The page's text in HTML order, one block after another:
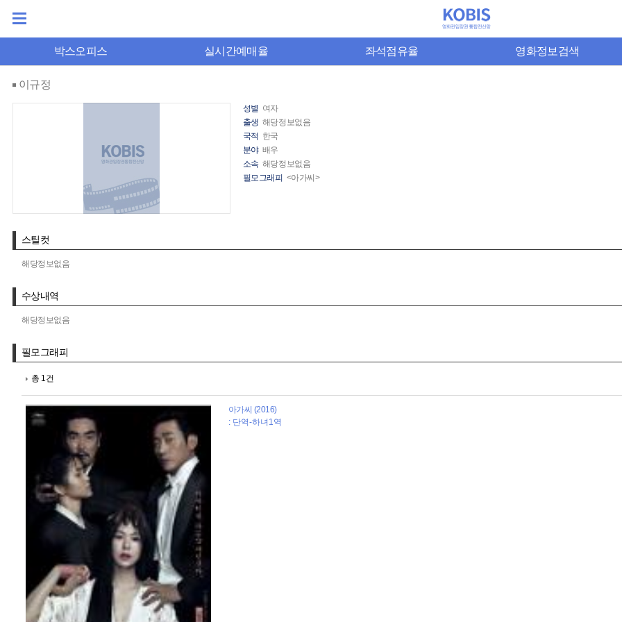
박스오피스 실시간예매율 좌석점유율 영화정보검색
이규정
성별 여자
출생 해당정보없음
국적 한국
분야 배우
소속 해당정보없음
필모그래피 <아가씨>
스틸컷
해당정보없음
수상내역
해당정보없음
필모그래피
총 1건
아가씨 (2016)
: 단역-하녀1역